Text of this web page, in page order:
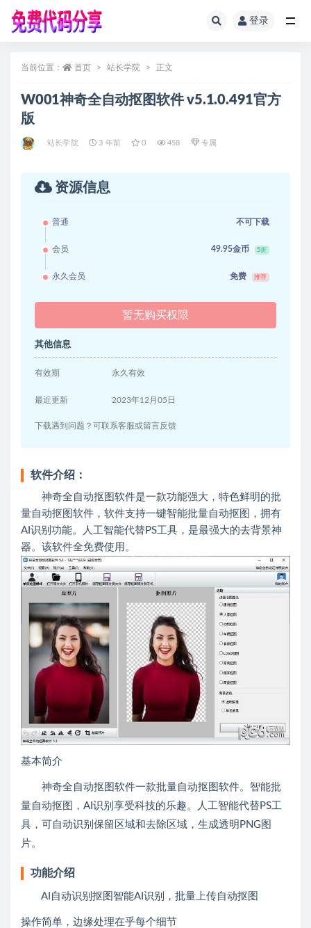
登录
当前位置： 首页 站长学院 正文
W001神奇全自动抠图软件 v5.1.0.491官方
版
站长学院 3 年前 0 458 专属
资源信息
普通 不可下载
会员 49.95金币 5折
永久会员 免费 推荐
暂无购买权限
其他信息
有效期 永久有效
最近更新 2023年12月05日
下载遇到问题？可联系客服或留言反馈
软件介绍：
神奇全自动抠图软件是一款功能强大，特色鲜明的批
量自动抠图软件，软件支持一键智能批量自动抠图，拥有
AI识别功能。人工智能代替PS工具，是最强大的去背景神
器。该软件全免费使用。
基本简介
神奇全自动抠图软件一款批量自动抠图软件。智能批
量自动抠图，AI识别享受科技的乐趣。人工智能代替PS工
具，可自动识别保留区域和去除区域，生成透明PNG图
片。
功能介绍
AI自动识别抠图智能AI识别，批量上传自动抠图
操作简单，边缘处理在乎每个细节